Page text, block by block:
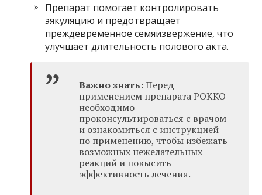
Препарат помогает контролировать
эякуляцию и предотвращает
преждевременное семяизвержение, что
улучшает длительность полового акта.
Важно знать:Перед
применением препарата РОККО
необходимо
проконсультироваться с врачом
и ознакомиться с инструкцией
по применению, чтобы избежать
возможных нежелательных
реакций и повысить
эффективность лечения.